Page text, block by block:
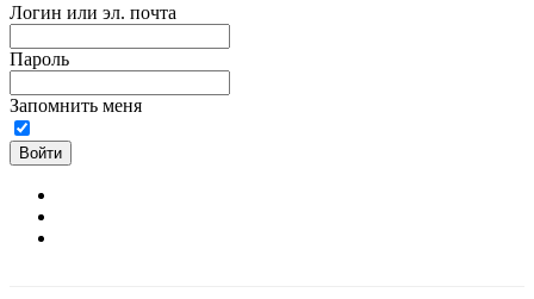
Логин или эл. почта
Пароль
Запомнить меня
Войти